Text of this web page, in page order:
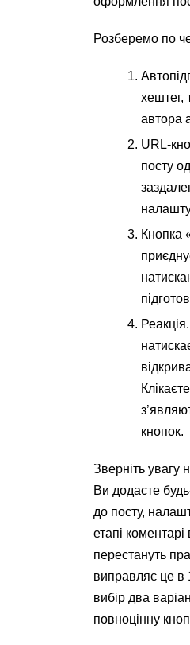
Розберемо по
хештег,
автора
URL-
посту
Кнопка
кнопок.
Зверніть увагу
Ви додасте
до посту,
етапі
перестануть
виправляє це в
вибір два
повноцінну